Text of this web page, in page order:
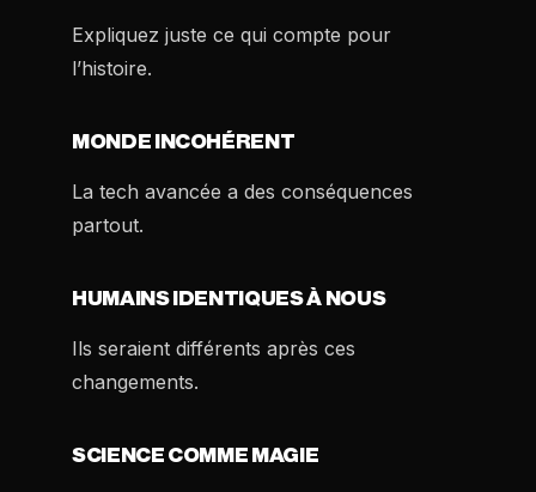
Expliquez juste ce qui compte pour
l’histoire.
MONDE INCOHÉRENT
La tech avancée a des conséquences
partout.
HUMAINS IDENTIQUES À NOUS
Ils seraient différents après ces
changements.
SCIENCE COMME MAGIE